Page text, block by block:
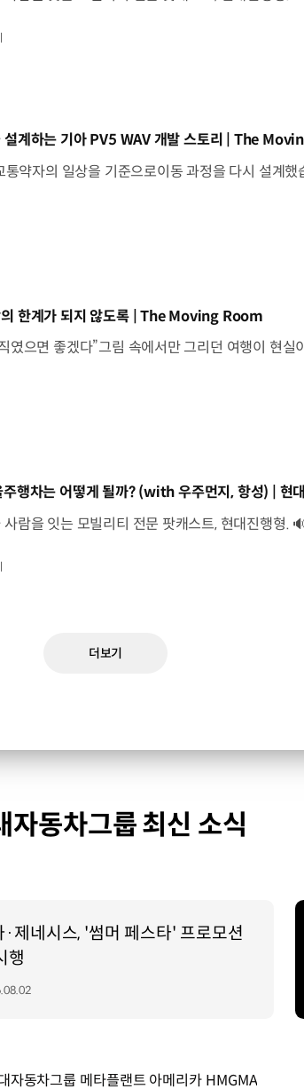
설계하는 기아 PV5 WAV 개발 스토리 | The
의 한계가 되지 않도록 | The Moving Room
더보기
자동차그룹 최신 소식
·제네시스, '썸머 페스타' 프로모션
행
자동차그룹 메타플랜트 아메리카 HMGMA